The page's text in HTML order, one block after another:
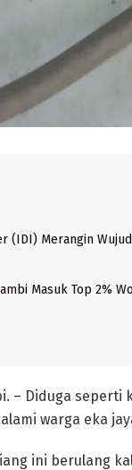
(IDI) Merangin
Masuk Top 2%
– Diduga
warga eka
ini berulang